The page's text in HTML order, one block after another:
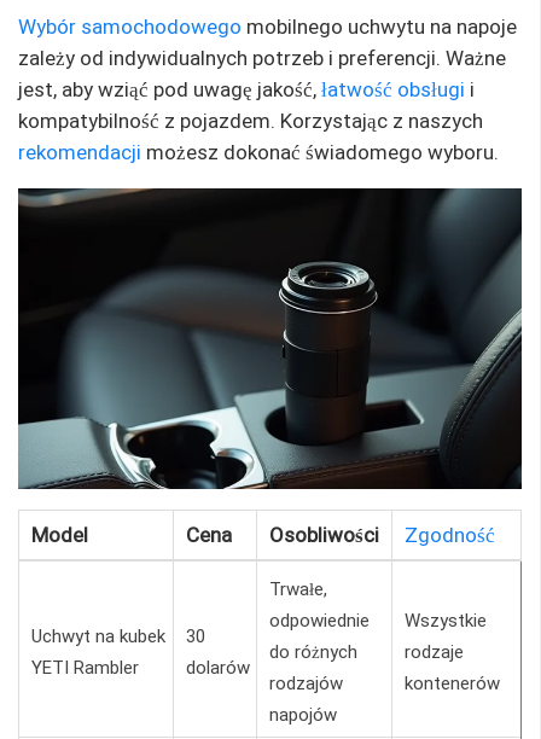
Wybór samochodowego mobilnego uchwytu na napoje
zależy od indywidualnych potrzeb i preferencji. Ważne
jest, aby wziąć pod uwagę jakość, łatwość obsługi i
kompatybilność z pojazdem. Korzystając z naszych
rekomendacji możesz dokonać świadomego wyboru.
Model Cena Osobliwości Zgodność
Uchwyt na kubek
YETI Rambler
30
dolarów
Trwałe,
odpowiednie
do różnych
rodzajów
napojów
Wszystkie
rodzaje
kontenerów